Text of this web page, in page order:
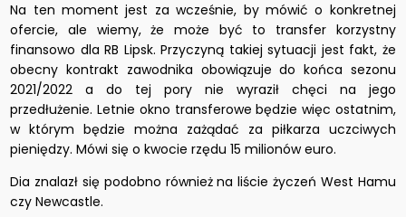
Na ten moment jest za wcześnie, by mówić o konkretnej
ofercie, ale wiemy, że może być to transfer korzystny
finansowo dla RB Lipsk. Przyczyną takiej sytuacji jest fakt, że
obecny kontrakt zawodnika obowiązuje do końca sezonu
2021/2022 a do tej pory nie wyraził chęci na jego
przedłużenie. Letnie okno transferowe będzie więc ostatnim,
w którym będzie można zażądać za piłkarza uczciwych
pieniędzy. Mówi się o kwocie rzędu 15 milionów euro.
Dia znalazł się podobno również na liście życzeń West Hamu
czy Newcastle.